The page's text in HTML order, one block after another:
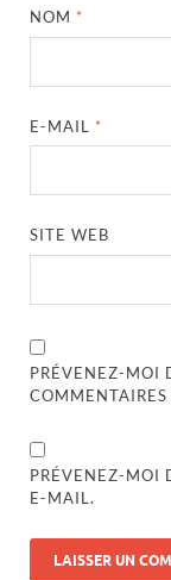
NOM *
E-MAIL *
SITE WEB
PRÉVENEZ-MOI
PRÉVENEZ-MOI
E-MAIL.